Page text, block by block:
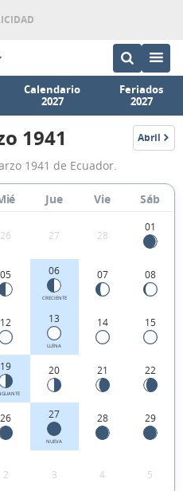
Calendario
2027
Feriados
2027
Calendario
Lunar
Marzo
Ecuador.
1941 Abril
1941
1941 de Ecuador.
Jue Vie Sáb
26 27 28
01
05 06
CRECIENTE
07 08
12 13
LLENA
14 15
19 20 21 22
26 27
NUEVA
28 29
2 3 4 5